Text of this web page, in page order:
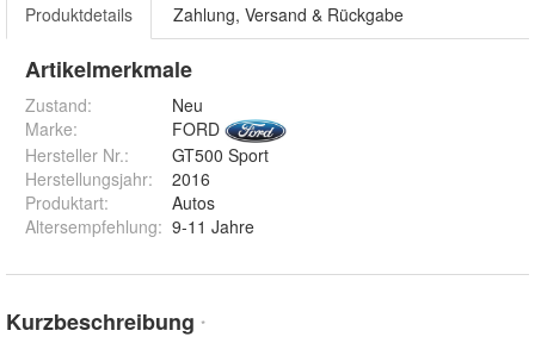
Produktdetails Zahlung, Versand & Rückgabe
Artikelmerkmale
Zustand:
Neu
Marke:
FORD
Hersteller Nr.:
GT500 Sport
Herstellungsjahr:
2016
Produktart:
Autos
Altersempfehlung: 9-11 Jahre
Kurzbeschreibung *